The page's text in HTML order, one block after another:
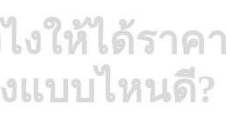
งให้ได้ราคา
แบบไหนดี?